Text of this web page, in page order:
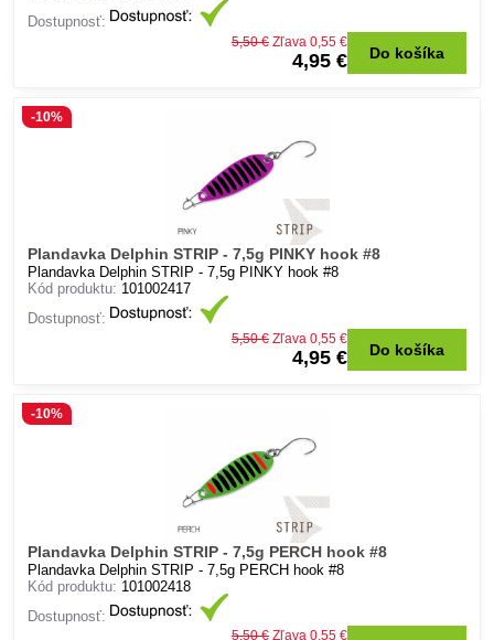
Dostupnosť:
4,95 €
5,50 € Zľava 0,55 €
Do košíka
Plandavka Delphin STRIP - 7,5g PINKY hook #8
-10%
Plandavka Delphin STRIP - 7,5g PINKY hook #8
Kód produktu: 101002417
Dostupnosť:
4,95 €
5,50 € Zľava 0,55 €
Do košíka
Plandavka Delphin STRIP - 7,5g PERCH hook #8
-10%
Plandavka Delphin STRIP - 7,5g PERCH hook #8
Kód produktu: 101002418
Dostupnosť:
5,50 € Zľava 0,55 €